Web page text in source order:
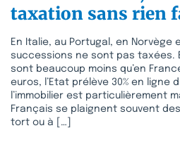
taxation sans rien
En Italie, au Portugal, en Norvège
successions ne sont pas taxées.
sont beaucoup moins qu’en
euros, l’Etat prélève 30% en ligne
l’immobilier est particulièrement
Français se plaignent souvent
tort ou à […]